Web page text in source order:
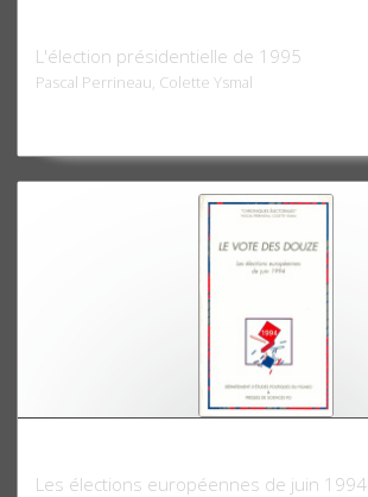
L'élection présidentielle de 1995
Pascal Perrineau, Colette Ysmal
Les élections européennes de juin 1994